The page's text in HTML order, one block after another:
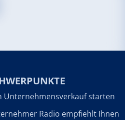
Unternehmensverkauf starten
Radio empfiehlt Ihnen